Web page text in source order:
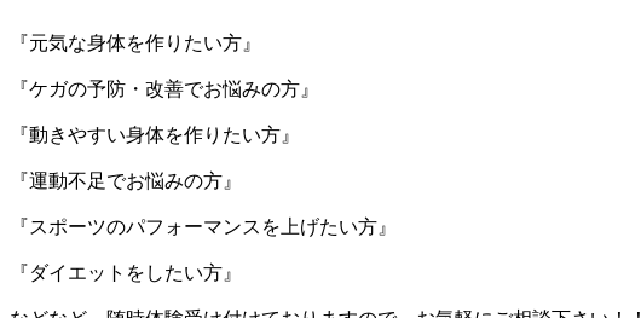
『元気な身体を作りたい方』
『ケガの予防・改善でお悩みの方』
『動きやすい身体を作りたい方』
『運動不足でお悩みの方』
『スポーツのパフォーマンスを上げたい方』
『ダイエットをしたい方』